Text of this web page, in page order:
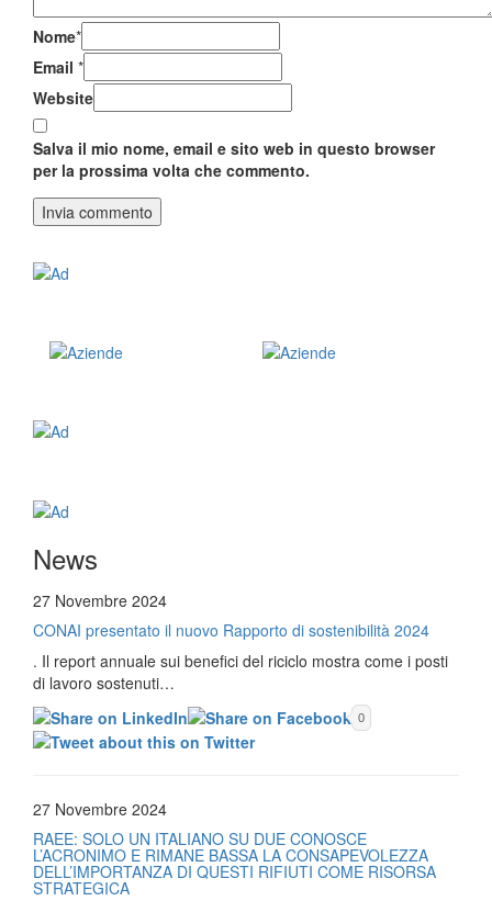
Nome*
Email *
Website
Salva il mio nome, email e sito web in questo browser
per la prossima volta che commento.
News
27 Novembre 2024
CONAI presentato il nuovo Rapporto di sostenibilità 2024
. Il report annuale sui benefici del riciclo mostra come i posti
di lavoro sostenuti…
0
27 Novembre 2024
RAEE: SOLO UN ITALIANO SU DUE CONOSCE
L’ACRONIMO E RIMANE BASSA LA CONSAPEVOLEZZA
DELL’IMPORTANZA DI QUESTI RIFIUTI COME RISORSA
STRATEGICA